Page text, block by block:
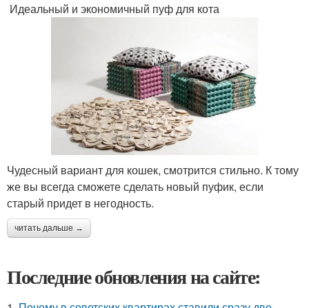
Идеальный и экономичный пуф для кота
Чудесный вариант для кошек, смотрится стильно. К тому
же вы всегда сможете сделать новый пуфик, если
старый придет в негодность.
читать дальше →
Последние обновления на сайте: